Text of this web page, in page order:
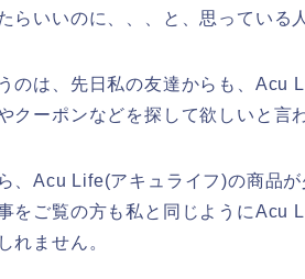
らいいのに、、、と、思っている
のは、先日私の友達からも、Acu
クーポンなどを探して欲しいと言
、Acu Life(アキュライフ)の商品
をご覧の方も私と同じようにAcu
れません。